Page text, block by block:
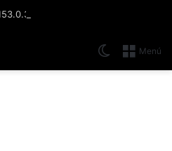
Menú
Switch skin